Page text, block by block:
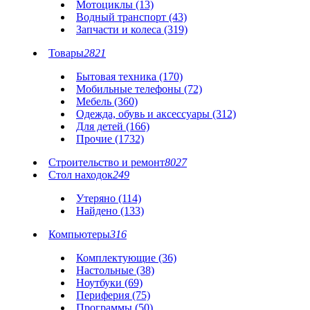
Мотоциклы (13)
Водный транспорт (43)
Запчасти и колеса (319)
Товары2821
Бытовая техника (170)
Мобильные телефоны (72)
Мебель (360)
Одежда, обувь и аксессуары (312)
Для детей (166)
Прочие (1732)
Строительство и ремонт8027
Стол находок249
Утеряно (114)
Найдено (133)
Компьютеры316
Комплектующие (36)
Настольные (38)
Ноутбуки (69)
Периферия (75)